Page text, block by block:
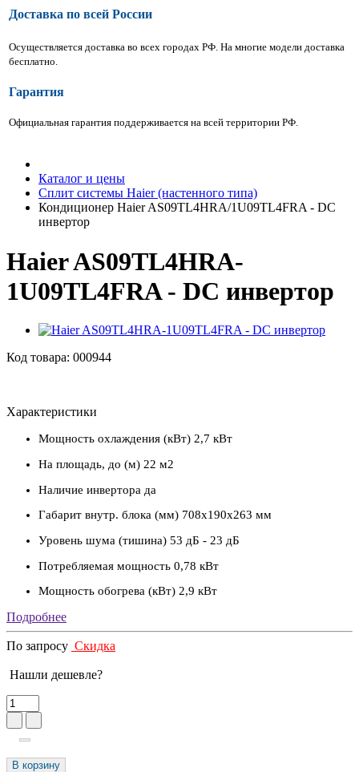
Доставка по всей России
Осуществляется доставка во всех городах РФ. На многие модели доставка
бесплатно.
Гарантия
Официальная гарантия поддерживается на всей территории РФ.
Каталог и цены
Сплит системы Haier (настенного типа)
Кондиционер Haier AS09TL4HRA/1U09TL4FRA - DC
инвертор
Haier AS09TL4HRA-
1U09TL4FRA - DC инвертор
Код товара: 000944
Характеристики
Мощность охлаждения (кВт) 2,7 кВт
На площадь, до (м) 22 м2
Наличие инвертора да
Габарит внутр. блока (мм) 708x190x263 мм
Уровень шума (тишина) 53 дБ - 23 дБ
Потребляемая мощность 0,78 кВт
Мощность обогрева (кВт) 2,9 кВт
Подробнее
По запросу Скидка
Нашли дешевле?
В корзину